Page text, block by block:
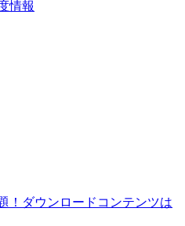
情報
！ダウンロードコンテンツは